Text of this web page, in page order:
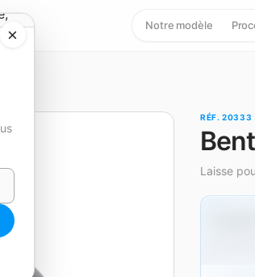
× Notre modèle
RÉF. 20333
Laisse